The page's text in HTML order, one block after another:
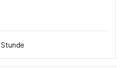
Stunde